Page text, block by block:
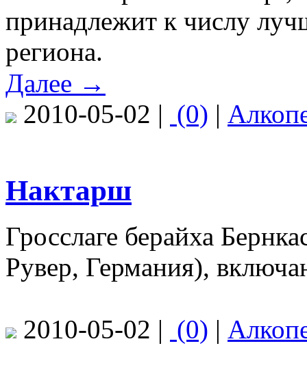
принадлежит к числу
региона.
Далее →
2010-05-02 | (0) |
Нактарш
Гросслаге берайха
Рувер, Германия),
2010-05-02 | (0) |